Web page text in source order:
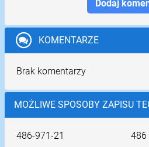
KOMENTARZE
Brak komentarzy
MOŻLIWE SPOSOBY ZAPISU
486-971-21 486